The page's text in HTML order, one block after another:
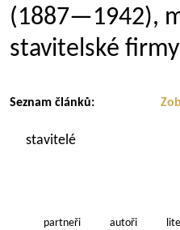
(1887—1942),
stavitelské firmy
Seznam článků:
stavitelé
partneři autoři